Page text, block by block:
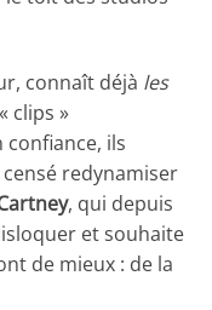
connaît déjà les
clips »
confiance, ils
redynamiser
, qui depuis
et souhaite
de mieux : de la